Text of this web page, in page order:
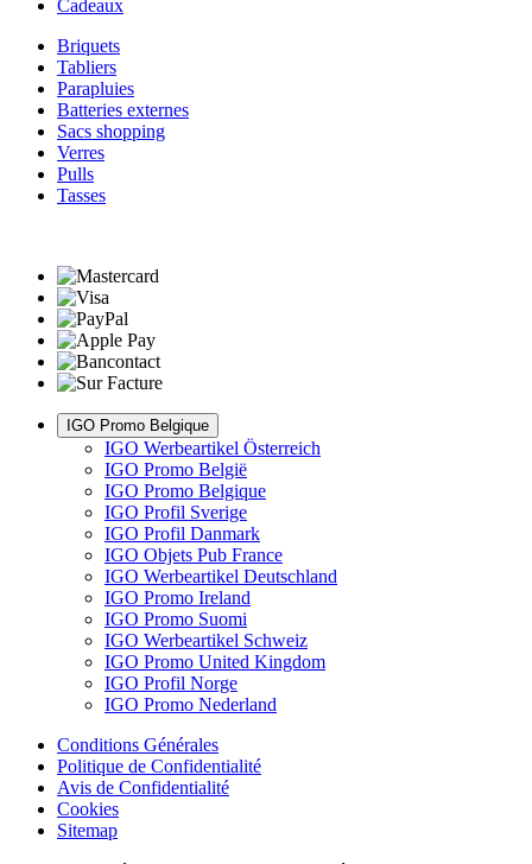
Cadeaux
Briquets
Tabliers
Parapluies
Batteries externes
Sacs shopping
Verres
Pulls
Tasses
IGO Promo Belgique
IGO Werbeartikel Österreich
IGO Promo België
IGO Promo Belgique
IGO Profil Sverige
IGO Profil Danmark
IGO Objets Pub France
IGO Werbeartikel Deutschland
IGO Promo Ireland
IGO Promo Suomi
IGO Werbeartikel Schweiz
IGO Promo United Kingdom
IGO Profil Norge
IGO Promo Nederland
Conditions Générales
Politique de Confidentialité
Avis de Confidentialité
Cookies
Sitemap